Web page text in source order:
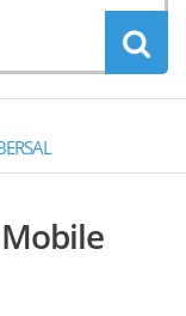
Mobile